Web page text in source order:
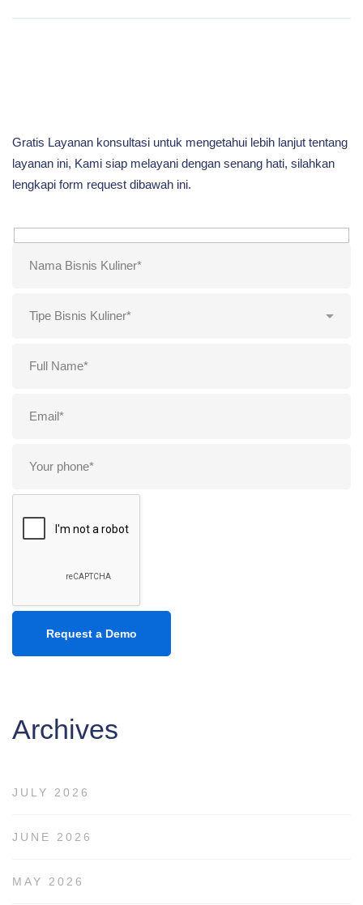
Gratis Layanan konsultasi untuk mengetahui lebih lanjut tentang
layanan ini, Kami siap melayani dengan senang hati, silahkan
lengkapi form request dibawah ini.
Archives
JULY 2026
JUNE 2026
MAY 2026